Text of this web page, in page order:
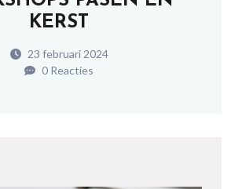
KERST
23 februari 2024
0 Reacties